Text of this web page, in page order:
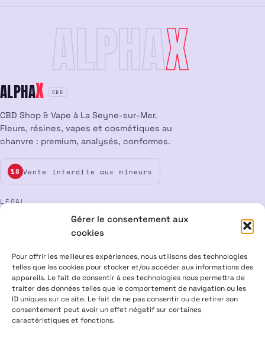
Gérer le consentement aux
cookies
Pour offrir les meilleures expériences, nous utilisons des technologies
telles que les cookies pour stocker et/ou accéder aux informations des
appareils. Le fait de consentir à ces technologies nous permettra de
traiter des données telles que le comportement de navigation ou les
ID uniques sur ce site. Le fait de ne pas consentir ou de retirer son
consentement peut avoir un effet négatif sur certaines
caractéristiques et fonctions.
ALPHAX
ALPHAX CBD
CBD Shop & Vape à La Seyne-sur-Mer.
Fleurs, résines, vapes et cosmétiques au
chanvre : premium, analysés, conformes.
18 Vente interdite aux mineurs
LÉGAL
CGV Confidentialité
Cookies
ALPHA X CBD Shop © 2026 · Tous droits réservés
Visa
Mastercard CB
PRODUITS CONTENANT MOINS DE 0,3 % DE THC, CONFORMES À LA